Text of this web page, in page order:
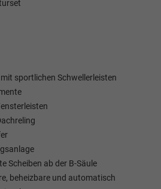
sportlichen Schwellerleisten
Scheiben ab der B-Säule
beheizbare und automatisch